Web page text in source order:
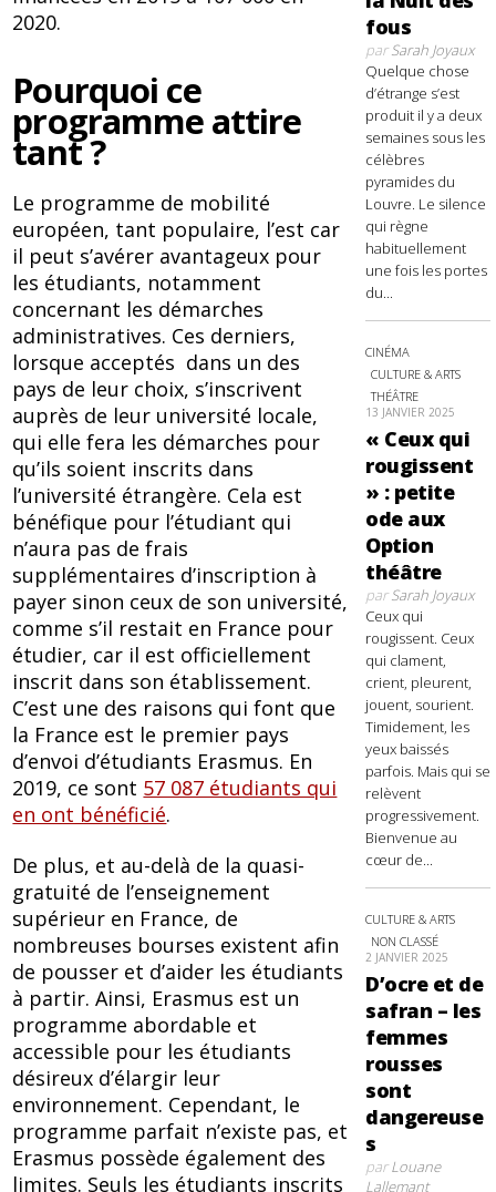
2020.
Pourquoi ce
programme attire
tant ?
Le programme de mobilité
européen, tant populaire, l’est car
il peut s’avérer avantageux pour
les étudiants, notamment
concernant les démarches
administratives. Ces derniers,
lorsque acceptés dans un des
pays de leur choix, s’inscrivent
auprès de leur université locale,
qui elle fera les démarches pour
qu’ils soient inscrits dans
l’université étrangère. Cela est
bénéfique pour l’étudiant qui
n’aura pas de frais
supplémentaires d’inscription à
payer sinon ceux de son université,
comme s’il restait en France pour
étudier, car il est officiellement
inscrit dans son établissement.
C’est une des raisons qui font que
la France est le premier pays
d’envoi d’étudiants Erasmus. En
2019, ce sont 57 087 étudiants qui
en ont bénéficié.
De plus, et au-delà de la quasi-
gratuité de l’enseignement
supérieur en France, de
nombreuses bourses existent afin
de pousser et d’aider les étudiants
à partir. Ainsi, Erasmus est un
programme abordable et
accessible pour les étudiants
désireux d’élargir leur
environnement. Cependant, le
programme parfait n’existe pas, et
Erasmus possède également des
limites. Seuls les étudiants inscrits
fous
parSarah Joyaux
Quelque chose
d’étrange s’est
produit il y a deux
semaines sous les
célèbres
pyramides du
Louvre. Le silence
qui règne
habituellement
une fois les portes
du...
CINÉMA
CULTURE & ARTS
THÉÂTRE
13 JANVIER 2025
« Ceux qui
rougissent
» : petite
ode aux
Option
théâtre
parSarah Joyaux
Ceux qui
rougissent. Ceux
qui clament,
crient, pleurent,
jouent, sourient.
Timidement, les
yeux baissés
parfois. Mais qui se
relèvent
progressivement.
Bienvenue au
cœur de...
CULTURE & ARTS
NON CLASSÉ
2 JANVIER 2025
D’ocre et de
safran – les
femmes
rousses
sont
dangereuse
s
parLouane
Lallemant